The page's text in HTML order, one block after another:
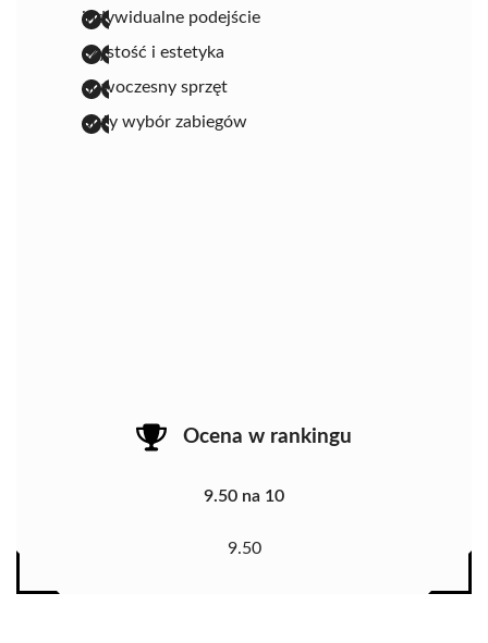
indywidualne podejście
czystość i estetyka
nowoczesny sprzęt
duży wybór zabiegów
Ocena w rankingu
9.50 na 10
9.50